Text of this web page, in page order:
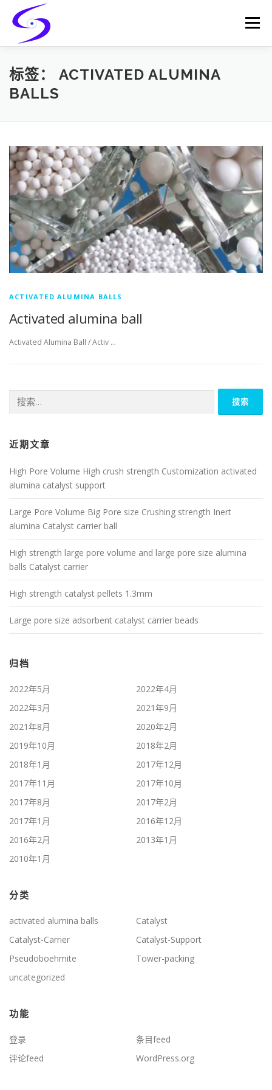
content
Menu
HOME PRODUCTS CATALYST-CARRIER
标签： ACTIVATED ALUMINA
BALLS
ACTIVATED ALUMINA BALLS
Activated alumina ball
Activated Alumina Ball / Activ …
索：
近期文章
High Pore Volume High crush strength Customization activated
alumina catalyst support
Large Pore Volume Big Pore size Crushing strength Inert
alumina Catalyst carrier ball
High strength large pore volume and large pore size alumina
balls Catalyst carrier
High strength catalyst pellets 1.3mm
Large pore size adsorbent catalyst carrier beads
归档
2022年5月
2022年4月
2022年3月
2021年9月
2021年8月
2020年2月
2019年10月
2018年2月
2018年1月
2017年12月
2017年11月
2017年10月
2017年8月
2017年2月
2017年1月
2016年12月
2016年2月
2013年1月
2010年1月
分类
activated alumina balls
Catalyst
Catalyst-Carrier
Catalyst-Support
Pseudoboehmite
Tower-packing
uncategorized
功能
登录
条目feed
评论feed
WordPress.org